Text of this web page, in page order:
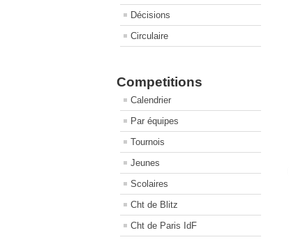
Décisions
Circulaire
Competitions
Calendrier
Par équipes
Tournois
Jeunes
Scolaires
Cht de Blitz
Cht de Paris IdF